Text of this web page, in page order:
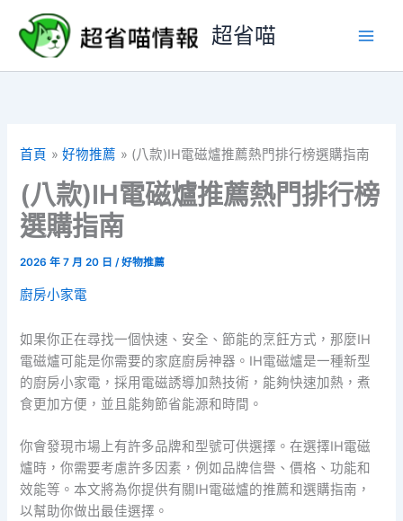
要
超省喵
首頁 好物推薦 (八款)IH電磁爐推薦熱門排行榜選購指南
(八款)IH電磁爐推薦熱門排行榜
選購指南
2026 年 7 月 20 日/好物推薦
廚房小家電
如果你正在尋找一個快速、安全、節能的烹飪方式，那麼IH
電磁爐可能是你需要的家庭廚房神器。IH電磁爐是一種新型
的廚房小家電，採用電磁誘導加熱技術，能夠快速加熱，煮
食更加方便，並且能夠節省能源和時間。
你會發現市場上有許多品牌和型號可供選擇。在選擇IH電磁
爐時，你需要考慮許多因素，例如品牌信譽、價格、功能和
效能等。本文將為你提供有關IH電磁爐的推薦和選購指南，
以幫助你做出最佳選擇。